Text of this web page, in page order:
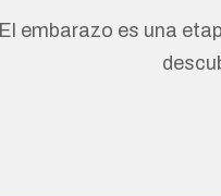
El embarazo es una